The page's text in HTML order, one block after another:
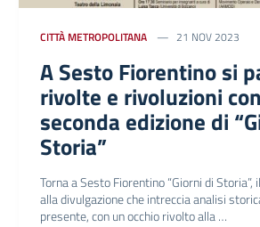
CITTÀ METROPOLITANA 21 NOV 2023
A Sesto Fiorentino si
rivolte e rivoluzioni
seconda edizione di
Storia”
Torna a Sesto Fiorentino “Giorni di
alla divulgazione che intreccia analisi
presente, con un occhio rivolto alla …